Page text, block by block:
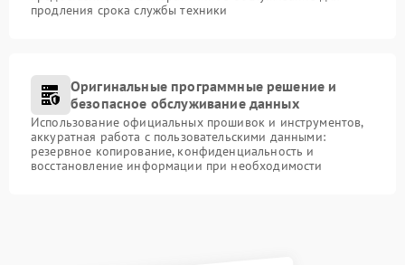
продления срока службы техники
Оригинальные программные решение и
безопасное обслуживание данных
Использование официальных прошивок и инструментов,
аккуратная работа с пользовательскими данными:
резервное копирование, конфиденциальность и
восстановление информации при необходимости